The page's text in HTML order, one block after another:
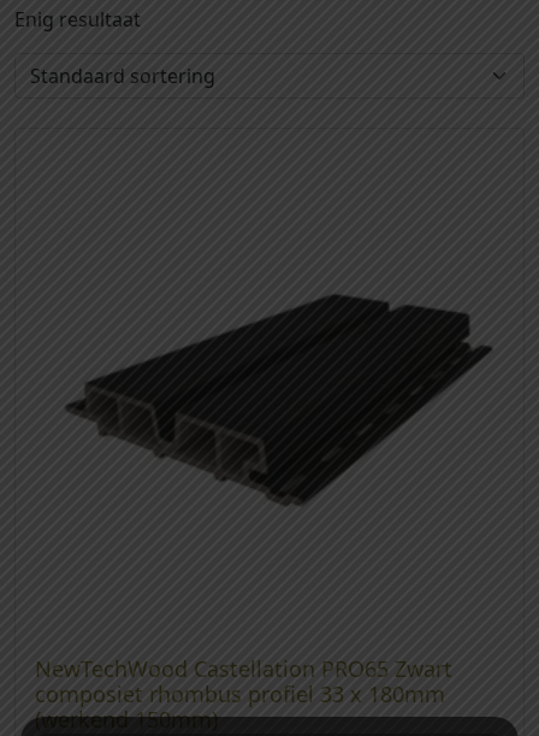
Enig resultaat
NewTechWood Castellation PRO65 Zwart
composiet rhombus profiel 33 x 180mm
(werkend 150mm)